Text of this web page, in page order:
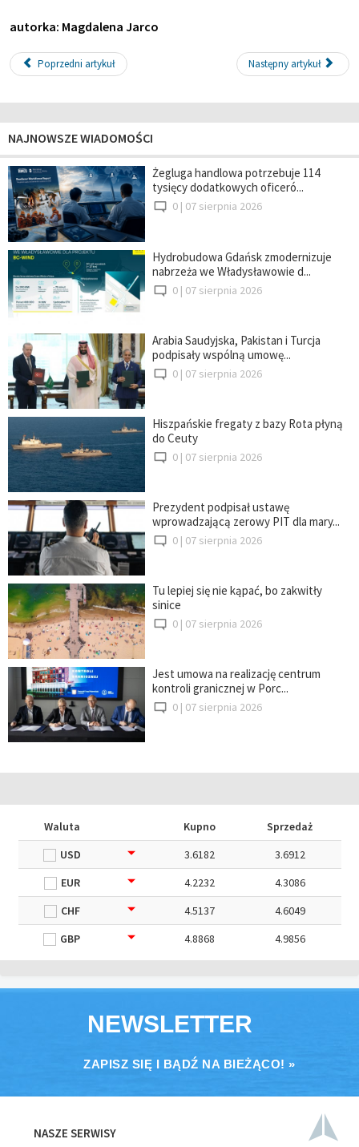
autorka: Magdalena Jarco
Poprzedni artykuł Następny artykuł
NAJNOWSZE WIADOMOŚCI
Żegluga handlowa potrzebuje 114
tysięcy dodatkowych oficeró...
0 | 07 sierpnia 2026
Hydrobudowa Gdańsk zmodernizuje
nabrzeża we Władysławowie d...
0 | 07 sierpnia 2026
Arabia Saudyjska, Pakistan i Turcja
podpisały wspólną umowę...
0 | 07 sierpnia 2026
Hiszpańskie fregaty z bazy Rota płyną
do Ceuty
0 | 07 sierpnia 2026
Prezydent podpisał ustawę
wprowadzającą zerowy PIT dla mary...
0 | 07 sierpnia 2026
Tu lepiej się nie kąpać, bo zakwitły
sinice
0 | 07 sierpnia 2026
Jest umowa na realizację centrum
kontroli granicznej w Porc...
0 | 07 sierpnia 2026
Waluta Kupno
Sprzedaż
USD
3.6182
3.6912
EUR
4.2232
4.3086
CHF
4.5137
4.6049
GBP
4.8868 4.9856
NEWSLETTER
ZAPISZ SIĘ I BĄDŹ NA BIEŻĄCO! »
NASZE SERWISY